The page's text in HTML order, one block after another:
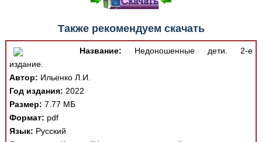
Также рекомендуем скачать
Название: Недоношенные дети. 2-е
издание.
Автор: Ильенко Л.И.
Год издания: 2022
Размер: 7.77 МБ
Формат: pdf
Язык: Русский